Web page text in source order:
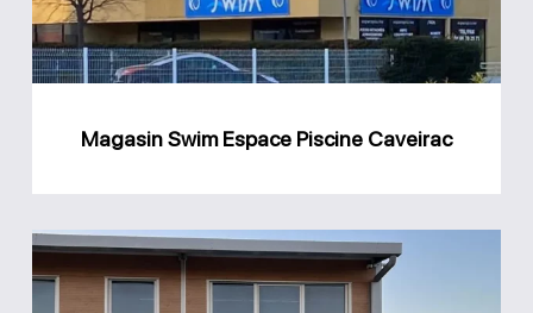
Magasin Swim Espace Piscine Caveirac
Magasin
MCR